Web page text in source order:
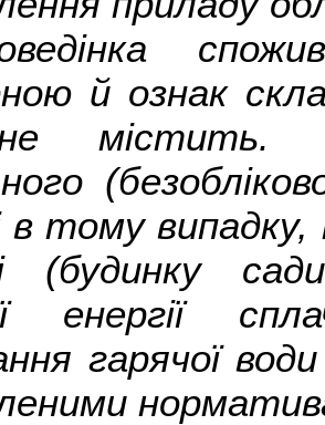
й ознак
містить.
тому випадку,
(будинку
енергії
гарячої